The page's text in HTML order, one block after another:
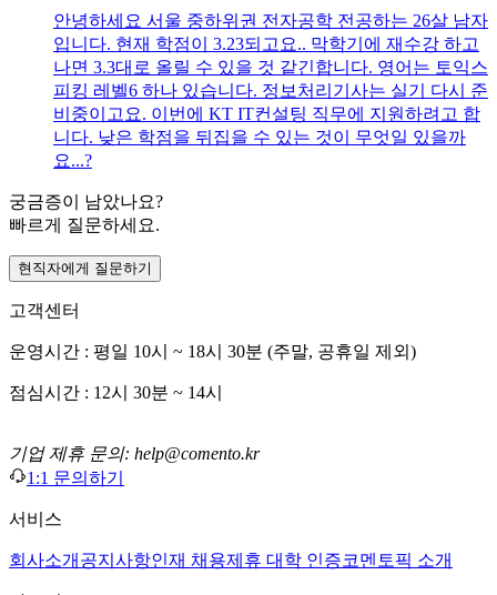
안녕하세요 서울 중하위권 전자공학 전공하는 26살 남자
입니다. 현재 학점이 3.23되고요.. 막학기에 재수강 하고
나면 3.3대로 올릴 수 있을 것 같긴합니다. 영어는 토익스
피킹 레벨6 하나 있습니다. 정보처리기사는 실기 다시 준
비중이고요. 이번에 KT IT컨설팅 직무에 지원하려고 합
니다. 낮은 학점을 뒤집을 수 있는 것이 무엇일 있을까
요...?
궁금증이 남았나요?
빠르게 질문하세요.
현직자에게 질문하기
고객센터
운영시간 : 평일 10시 ~ 18시 30분 (주말, 공휴일 제외)
점심시간 : 12시 30분 ~ 14시
기업 제휴 문의: help@comento.kr
1:1 문의하기
서비스
회사소개 공지사항인재 채용제휴 대학 인증코멘토픽 소개